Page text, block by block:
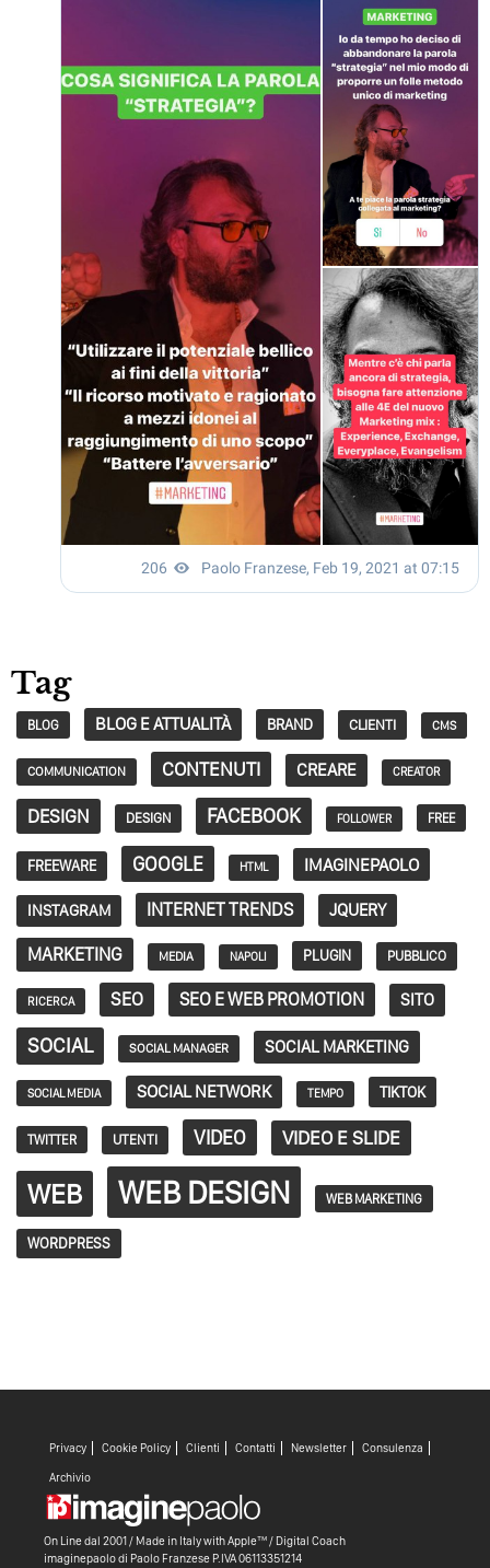
Tag
BLOG BLOG E ATTUALITÀ BRAND CLIENTI CMS
COMMUNICATION CONTENUTI CREARE CREATOR
DESIGN DESIGN FACEBOOK FOLLOWER FREE
FREEWARE GOOGLE HTML IMAGINEPAOLO
INSTAGRAM INTERNET TRENDS JQUERY
MARKETING MEDIA NAPOLI PLUGIN PUBBLICO
RICERCA SEO SEO E WEB PROMOTION SITO
SOCIAL SOCIAL MANAGER SOCIAL MARKETING
SOCIAL MEDIA SOCIAL NETWORK TEMPO TIKTOK
TWITTER UTENTI VIDEO VIDEO E SLIDE
WEB WEB DESIGN WEB MARKETING
WORDPRESS
Privacy Cookie Policy Clienti Contatti Newsletter Consulenza
Archivio
On Line dal 2001 / Made in Italy withApple™ / Digital Coach
imaginepaolo di Paolo Franzese P.IVA 06113351214